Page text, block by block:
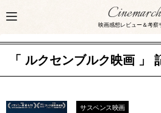
映画感想レビュー＆考察
「 ルクセンブルク映画 」
サスペンス映画